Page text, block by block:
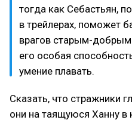
тогда как Себастьян,
в трейлерах, поможет
врагов старым-
его особая
умение плавать.
Сказать, что стражники
они на таящуюся Ханну в